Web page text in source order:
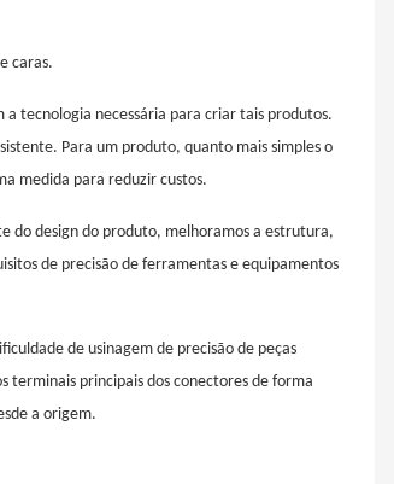
caras.
a tecnologia necessária para criar tais produtos.
Para um produto, quanto mais simples o
medida para reduzir custos.
do design do produto, melhoramos a estrutura,
de precisão de ferramentas e equipamentos
de usinagem de precisão de peças
terminais principais dos conectores de forma
a origem.